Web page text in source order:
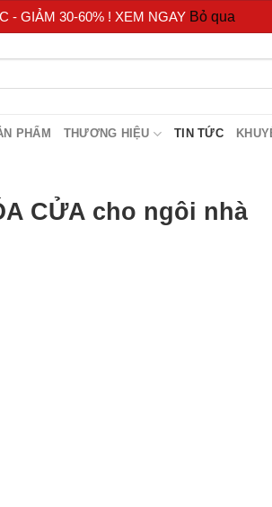
- GIẢM 30-60% ! XEM NGAY Bỏ qua
PHẨM THƯƠNG HIỆU TIN TỨC
CỬA cho ngôi nhà